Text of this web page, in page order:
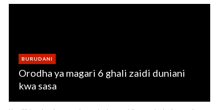
BURUDANI
Orodha ya magari 6 ghali zaidi duniani
kwa sasa